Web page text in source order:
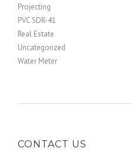
Projecting
PVC SDR-41
Real Estate
Uncategorized
Water Meter
CONTACT US